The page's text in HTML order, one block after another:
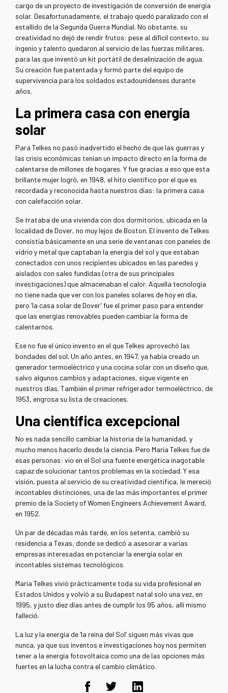
cargo de un proyecto de investigación de conversión de energía
solar. Desafortunadamente, el trabajo quedó paralizado con el
estallido de la Segunda Guerra Mundial. No obstante, su
creatividad no dejó de rendir frutos: pese al difícil contexto, su
ingenio y talento quedaron al servicio de las fuerzas militares,
para las que inventó un kit portátil de desalinización de agua.
Su creación fue patentada y formó parte del equipo de
supervivencia para los soldados estadounidenses durante
años.
La primera casa con energía
solar
Para Telkes no pasó inadvertido el hecho de que las guerras y
las crisis económicas tenían un impacto directo en la forma de
calentarse de millones de hogares. Y fue gracias a eso que esta
brillante mujer logró, en 1948, el hito científico por el que es
recordada y reconocida hasta nuestros días: la primera casa
con calefacción solar.
Se trataba de una vivienda con dos dormitorios, ubicada en la
localidad de Dover, no muy lejos de Boston. El invento de Telkes
consistía básicamente en una serie de ventanas con paneles de
vidrio y metal que captaban la energía del sol y que estaban
conectados con unos recipientes ubicados en las paredes y
aislados con sales fundidas (otra de sus principales
investigaciones) que almacenaban el calor. Aquella tecnología
no tiene nada que ver con los paneles solares de hoy en día,
pero ‘la casa solar de Dover’ fue el primer paso para entender
que las energías renovables pueden cambiar la forma de
calentarnos.
Ese no fue el único invento en el que Telkes aprovechó las
bondades del sol. Un año antes, en 1947, ya había creado un
generador termoeléctrico y una cocina solar con un diseño que,
salvo algunos cambios y adaptaciones, sigue vigente en
nuestros días. También el primer refrigerador termoeléctrico, de
1953, engrosa su lista de creaciones.
Una científica excepcional
No es nada sencillo cambiar la historia de la humanidad, y
mucho menos hacerlo desde la ciencia. Pero María Telkes fue de
esas personas: vio en el Sol una fuente energética inagotable
capaz de solucionar tantos problemas en la sociedad. Y esa
visión, puesta al servicio de su creatividad científica, le mereció
incontables distinciones, una de las más importantes el primer
premio de la Society of Women Engineers Achievement Award,
en 1952.
Un par de décadas más tarde, en los setenta, cambió su
residencia a Texas, donde se dedicó a asesorar a varias
empresas interesadas en potenciar la energía solar en
incontables sistemas tecnológicos.
María Telkes vivió prácticamente toda su vida profesional en
Estados Unidos y volvió a su Budapest natal solo una vez, en
1995, y justo diez días antes de cumplir los 95 años, allí mismo
falleció.
La luz y la energía de ‘la reina del Sol’ siguen más vivas que
nunca, ya que sus inventos e investigaciones hoy nos permiten
tener a la energía fotovoltaica como una de las opciones más
fuertes en la lucha contra el cambio climático.